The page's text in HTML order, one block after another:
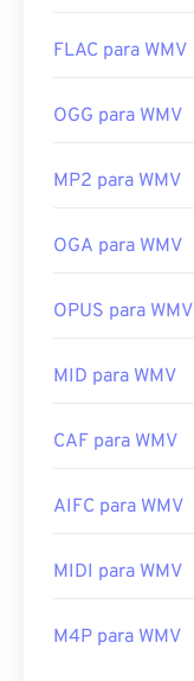
FLAC para WMV
OGG para WMV
MP2 para WMV
OGA para WMV
OPUS para WMV
MID para WMV
CAF para WMV
AIFC para WMV
MIDI para WMV
M4P para WMV